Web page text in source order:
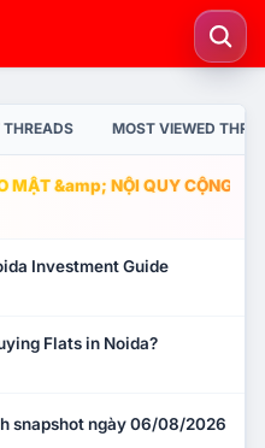
MOST VIEWED
MẬT &amp; NỘI QUY CỘNG
Investment Guide
Flats in Noida?
snapshot ngày 06/08/2026